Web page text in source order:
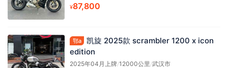
¥87,800
鄂a
凯旋 2025款 scrambler 1200 x icon
edition
2025年04月上牌/12000公里 /武汉市